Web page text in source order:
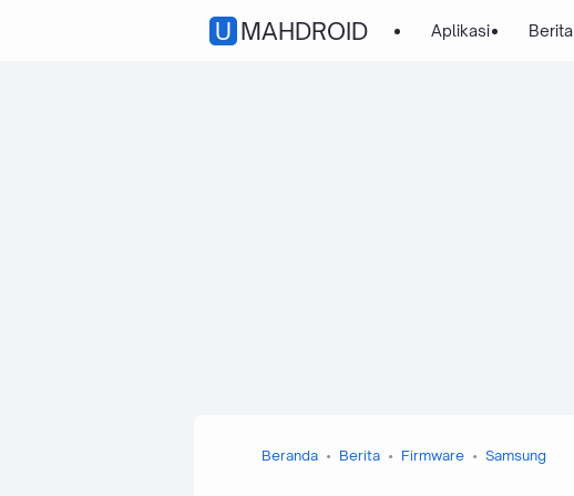
UMAHDROID Aplikasi Berita
Beranda Berita Firmware Samsung